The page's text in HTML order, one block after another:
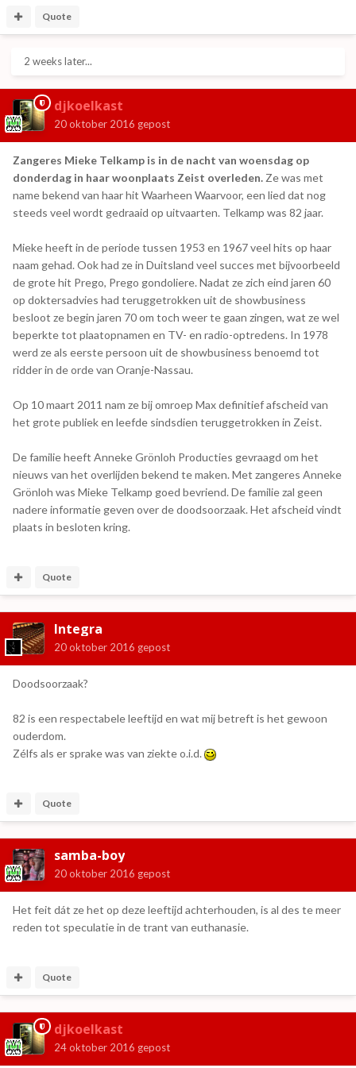
Quote
2 weeks later...
djkoelkast
20 oktober 2016 gepost
Zangeres Mieke Telkamp is in de nacht van woensdag op
donderdag in haar woonplaats Zeist overleden. Ze was met
name bekend van haar hit Waarheen Waarvoor, een lied dat nog
steeds veel wordt gedraaid op uitvaarten. Telkamp was 82 jaar.
Mieke heeft in de periode tussen 1953 en 1967 veel hits op haar
naam gehad. Ook had ze in Duitsland veel succes met bijvoorbeeld
de grote hit Prego, Prego gondoliere. Nadat ze zich eind jaren 60
op doktersadvies had teruggetrokken uit de showbusiness
besloot ze begin jaren 70 om toch weer te gaan zingen, wat ze wel
beperkte tot plaatopnamen en TV- en radio-optredens. In 1978
werd ze als eerste persoon uit de showbusiness benoemd tot
ridder in de orde van Oranje-Nassau.
Op 10 maart 2011 nam ze bij omroep Max definitief afscheid van
het grote publiek en leefde sindsdien teruggetrokken in Zeist.
De familie heeft Anneke Grönloh Producties gevraagd om het
nieuws van het overlijden bekend te maken. Met zangeres Anneke
Grönloh was Mieke Telkamp goed bevriend. De familie zal geen
nadere informatie geven over de doodsoorzaak. Het afscheid vindt
plaats in besloten kring.
Quote
Integra
20 oktober 2016 gepost
Doodsoorzaak?
82 is een respectabele leeftijd en wat mij betreft is het gewoon
ouderdom.
Zélfs als er sprake was van ziekte o.i.d.
Quote
samba-boy
20 oktober 2016 gepost
Het feit dát ze het op deze leeftijd achterhouden, is al des te meer
reden tot speculatie in de trant van euthanasie.
Quote
djkoelkast
24 oktober 2016 gepost